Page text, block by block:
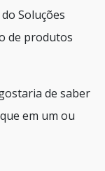
Soluções
de produtos
de saber
em um ou